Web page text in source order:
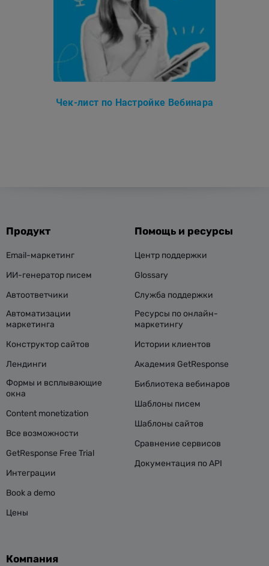
Чек-лист по Настройке Вебинара
Продукт
Email-маркетинг
ИИ-генератор писем
Автоответчики
Автоматизации
маркетинга
Конструктор сайтов
Лендинги
Формы и всплывающие
окна
Content monetization
Все возможности
GetResponse Free Trial
Интеграции
Book a demo
Цены
Помощь и ресурсы
Центр поддержки
Glossary
Служба поддержки
Ресурсы по онлайн-
маркетингу
Истории клиентов
Академия GetResponse
Библиотека вебинаров
Шаблоны писем
Шаблоны сайтов
Сравнение сервисов
Документация по API
Компания